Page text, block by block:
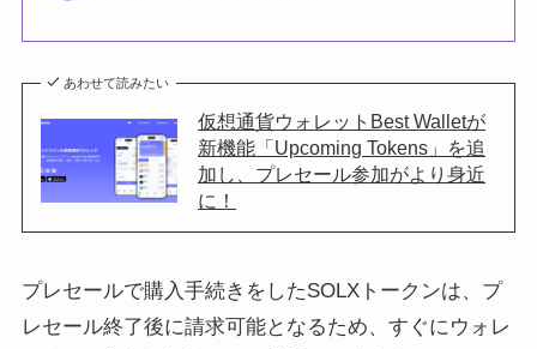
あわせて読みたい
仮想通貨ウォレットBest Walletが
新機能「Upcoming Tokens」を追
加し、プレセール参加がより身近
に！
プレセールで購入手続きをしたSOLXトークンは、プ
レセール終了後に請求可能となるため、すぐにウォレ